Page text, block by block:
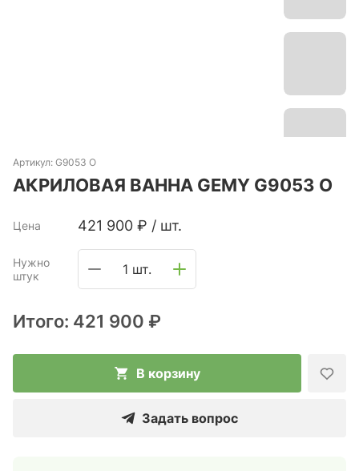
Артикул: G9053 O
АКРИЛОВАЯ ВАННА GEMY G9053 O
Цена 421 900 ₽ / шт.
Нужно
штук
1 шт.
Итого: 421 900 ₽
В корзину
Задать вопрос